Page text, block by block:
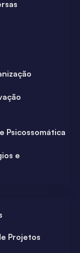
Psicossomática
e
Projetos